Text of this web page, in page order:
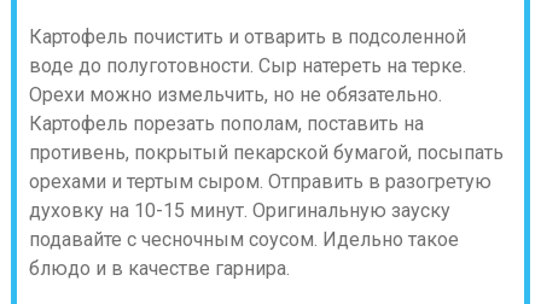
Картофель почистить и отварить в подсоленной
воде до полуготовности. Сыр натереть на терке.
Орехи можно измельчить, но не обязательно.
Картофель порезать пополам, поставить на
противень, покрытый пекарской бумагой, посыпать
орехами и тертым сыром. Отправить в разогретую
духовку на 10-15 минут. Оригинальную зауску
подавайте с чесночным соусом. Идельно такое
блюдо и в качестве гарнира.